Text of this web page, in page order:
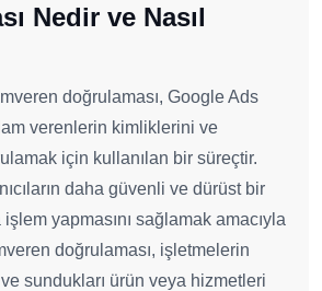
Nedir ve Nasıl
doğrulaması, Google Ads
verenlerin kimliklerini ve
için kullanılan bir süreçtir.
daha güvenli ve dürüst bir
yapmasını sağlamak amacıyla
doğrulaması, işletmelerin
sundukları ürün veya hizmetleri